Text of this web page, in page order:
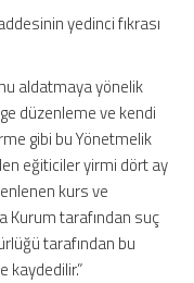
yedinci fıkrası
aldatmaya yönelik
düzenleme ve kendi
gibi bu Yönetmelik
eğiticiler yirmi dört ay
kurs ve
Kurum tarafından suç
tarafından bu
kaydedilir.”